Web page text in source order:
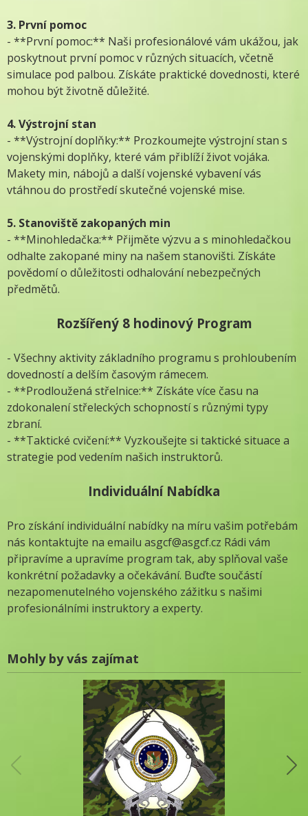
3. První pomoc
- **První pomoc:** Naši profesionálové vám ukážou, jak
poskytnout první pomoc v různých situacích, včetně
simulace pod palbou. Získáte praktické dovednosti, které
mohou být životně důležité.
4. Výstrojní stan
- **Výstrojní doplňky:** Prozkoumejte výstrojní stan s
vojenskými doplňky, které vám přiblíží život vojáka.
Makety min, nábojů a další vojenské vybavení vás
vtáhnou do prostředí skutečné vojenské mise.
5. Stanoviště zakopaných min
- **Minohledačka:** Přijměte výzvu a s minohledačkou
odhalte zakopané miny na našem stanovišti. Získáte
povědomí o důležitosti odhalování nebezpečných
předmětů.
Rozšířený 8 hodinový Program
- Všechny aktivity základního programu s prohloubením
dovedností a delším časovým rámecem.
- **Prodloužená střelnice:** Získáte více času na
zdokonalení střeleckých schopností s různými typy
zbraní.
- **Taktické cvičení:** Vyzkoušejte si taktické situace a
strategie pod vedením našich instruktorů.
Individuální Nabídka
Pro získání individuální nabídky na míru vašim potřebám
nás kontaktujte na emailu asgcf@asgcf.cz Rádi vám
připravíme a upravíme program tak, aby splňoval vaše
konkrétní požadavky a očekávání. Buďte součástí
nezapomenutelného vojenského zážitku s našimi
profesionálními instruktory a experty.
Mohly by vás zajímat